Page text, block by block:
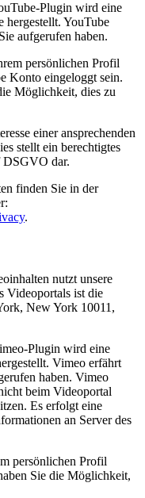
Plugin wird eine
hergestellt. YouTube
aufgerufen haben.
persönlichen Profil
Konto eingeloggt sein.
Möglichkeit, dies zu
einer ansprechenden
stellt ein berechtigtes
DSGVO dar.
finden Sie in der
.
nutzt unsere
Videoportals ist die
New York 10011,
Plugin wird eine
Vimeo erfährt
haben. Vimeo
beim Videoportal
Es erfolgt eine
an Server des
persönlichen Profil
Sie die Möglichkeit,